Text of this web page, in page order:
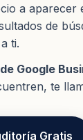
a aparecer
de
ti.
Google
te
Gratis